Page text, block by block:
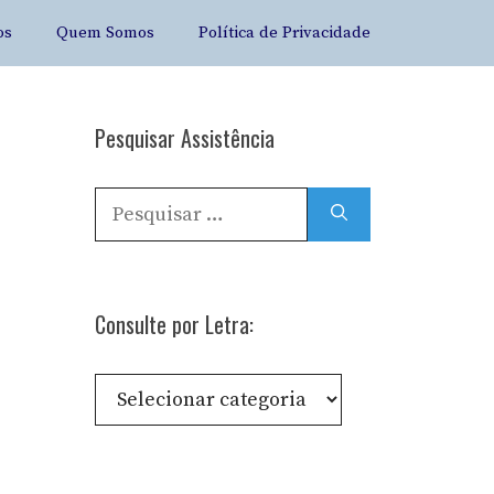
Quem Somos Política de Privacidade
Pesquisar Assistência
Pesquisar
por:
Consulte por Letra:
Consulte